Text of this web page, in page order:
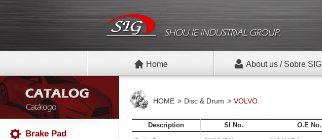
Home About us / Sobre SIG
Brake Pad
HOME Disc & Drum VOLVO
Description SI No. O.E No.